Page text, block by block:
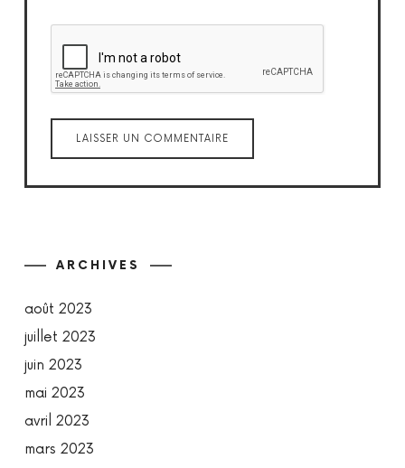
ARCHIVES
août 2023
juillet 2023
juin 2023
mai 2023
avril 2023
mars 2023